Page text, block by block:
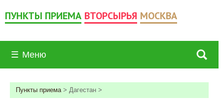
ПУНКТЫ ПРИЕМА ВТОРСЫРЬЯ МОСКВА
☰ Меню
Пункты приема> Дагестан >